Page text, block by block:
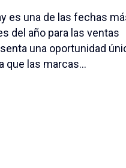
es una de las fechas
del año para las ventas
una oportunidad
que las marcas...